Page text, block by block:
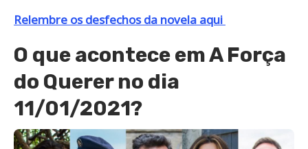
Relembre os desfechos da novela aqui
O que acontece em A Força
do Querer no dia
11/01/2021?